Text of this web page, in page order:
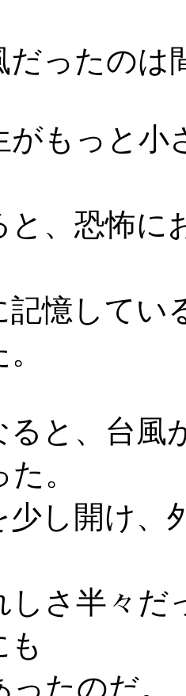
だったのは
がもっと小
と、恐怖に
記憶してい
ると、台風
。
少し開け、
しさ半々だ
も
たのだ。